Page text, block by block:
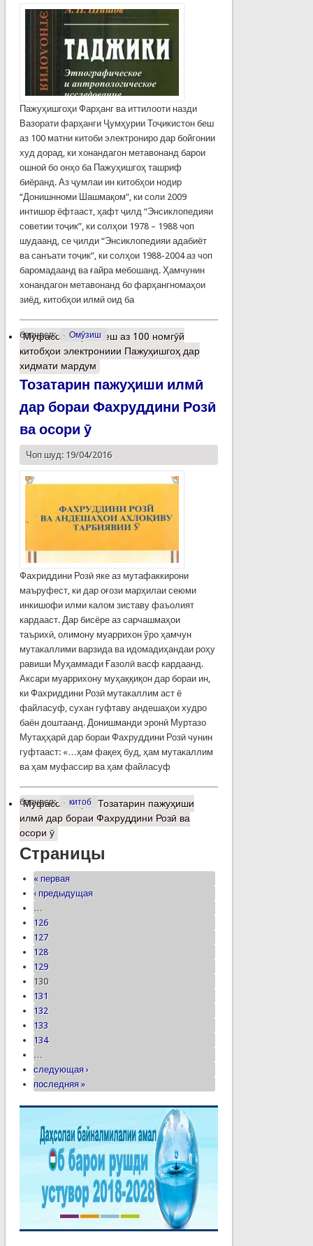
Пажуҳишгоҳи Фарҳанг ва иттилооти назди
Вазорати фарҳанги Ҷумҳурии Тоҷикистон беш
аз 100 матни китоби электрониро дар бойгонии
худ дорад, ки хонандагон метавонанд барои
ошноӣ бо онҳо ба Пажуҳишгоҳ ташриф
биёранд. Аз ҷумлаи ин китобҳои нодир
“Донишнноми Шашмақом”, ки соли 2009
интишор ёфтааст, ҳафт ҷилд “Энсиклопедияи
советии тоҷик”, ки солҳои 1978 – 1988 чоп
шудаанд, се ҷилди “Энсиклопедияи адабиёт
ва санъати тоҷик”, ки солҳои 1988-2004 аз чоп
баромадаанд ва ғайра мебошанд. Ҳамчунин
хонандагон метавонанд бо фарҳангномаҳои
зиёд, китобҳои илмӣ оид ба
барчасп: Омӯзиш
Муфассалтаро Беш аз 100 номгӯй
китобҳои электрониии Пажуҳишгоҳ дар
хидмати мардум
Тозатарин пажуҳиши илмӣ
дар бораи Фахруддини Розӣ
ва осори ӯ
Чоп шуд: 19/04/2016
Фахриддини Розӣ яке аз мутафаккирони
маъруфест, ки дар оғози марҳилаи сеюми
инкишофи илми калом зиставу фаъолият
кардааст. Дар бисёре аз сарчашмаҳои
таърихӣ, олимону муаррихон ўро ҳамчун
мутакаллими варзида ва идомадиҳандаи роҳу
равиши Муҳаммади Ғазолӣ васф кардаанд.
Аксари муаррихону муҳаққиқон дар бораи ин,
ки Фахриддини Розӣ мутакаллим аст ё
файласуф, сухан гуфтаву андешаҳои худро
баён доштаанд. Донишманди эронӣ Муртазо
Мутаҳҳарӣ дар бораи Фахруддини Розӣ чунин
гуфтааст: «…ҳам фақеҳ буд, ҳам мутакаллим
ва ҳам муфассир ва ҳам файласуф
барчасп: китоб
Муфассалтаро Тозатарин пажуҳиши
илмӣ дар бораи Фахруддини Розӣ ва
осори ӯ
Страницы
« первая
‹ предыдущая
…
126
127
128
129
130
131
132
133
134
…
следующая ›
последняя »